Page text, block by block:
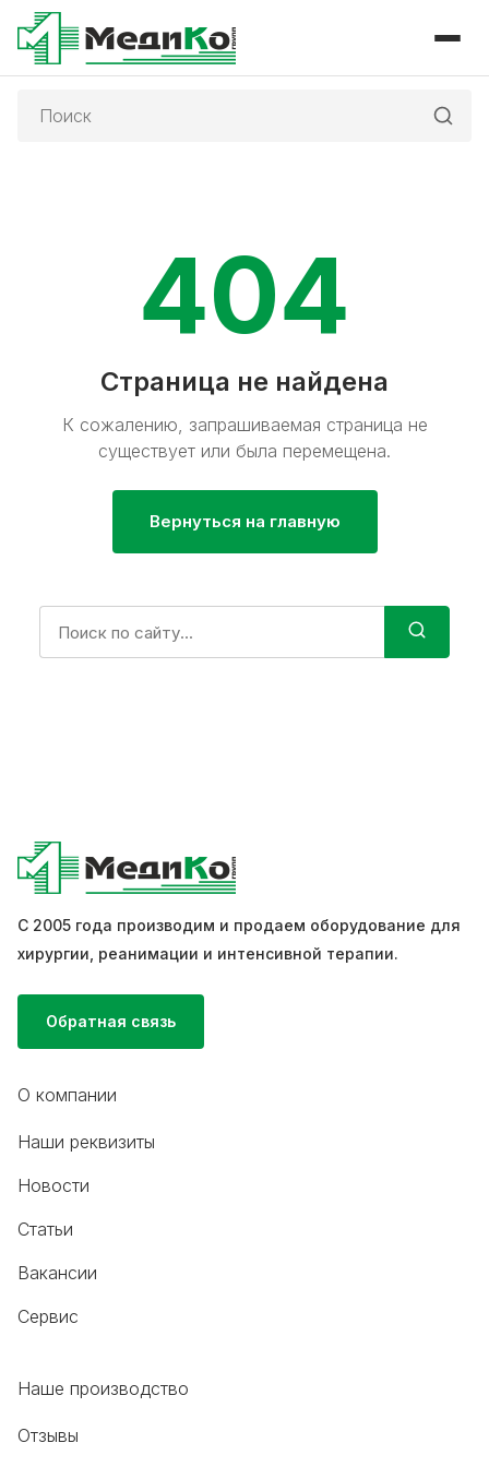
404
Страница не найдена
К сожалению, запрашиваемая страница не
существует или была перемещена.
Вернуться на главную
С 2005 года производим и продаем оборудование для
хирургии, реанимации и интенсивной терапии.
Обратная связь
О компании
Наши реквизиты
Новости
Статьи
Вакансии
Сервис
Наше производство
Отзывы